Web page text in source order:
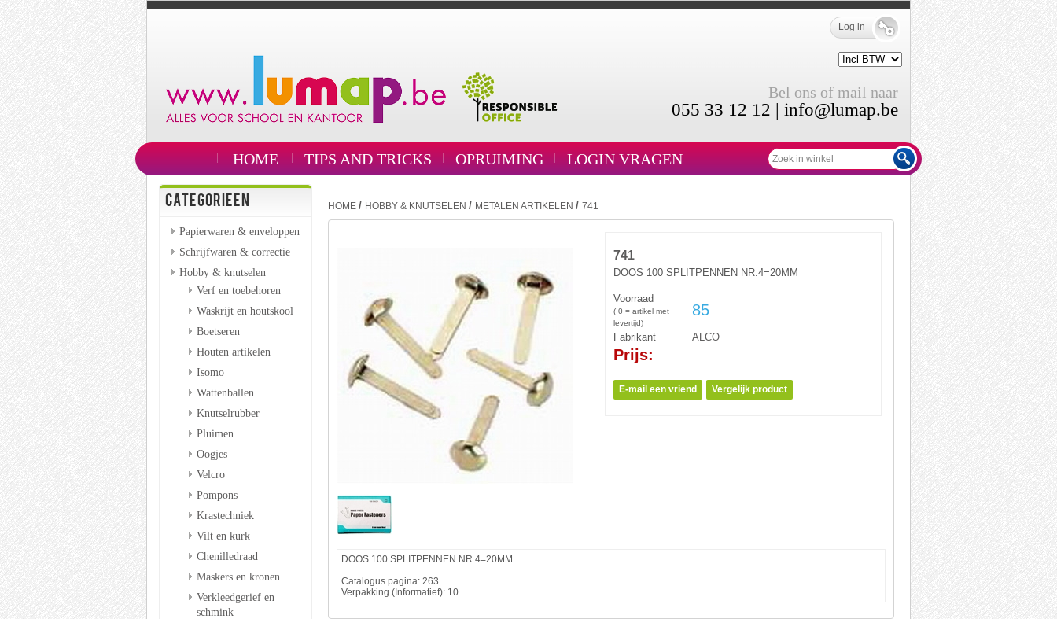
Log in
Bel ons of mail naar
055 33 12 12 | info@lumap.be
HOME TIPS AND TRICKS OPRUIMING LOGIN VRAGEN
CATEGORIEEN
Papierwaren & enveloppen
Schrijfwaren & correctie
Hobby & knutselen
Verf en toebehoren
Waskrijt en houtskool
Boetseren
Houten artikelen
Isomo
Wattenballen
Knutselrubber
Pluimen
Oogjes
Velcro
Pompons
Krastechniek
Vilt en kurk
Chenilledraad
Maskers en kronen
Verkleedgerief en
schmink
HOME / HOBBY & KNUTSELEN / METALEN ARTIKELEN / 741
741
DOOS 100 SPLITPENNEN NR.4=20MM
Voorraad
( 0 = artikel met
levertijd)
85
Fabrikant ALCO
Prijs:
DOOS 100 SPLITPENNEN NR.4=20MM
Catalogus pagina: 263
Verpakking (Informatief): 10